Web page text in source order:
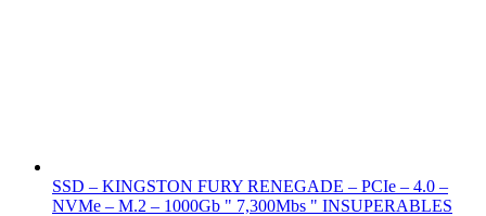
SSD – KINGSTON FURY RENEGADE – PCIe – 4.0 –
NVMe – M.2 – 1000Gb " 7,300Mbs " INSUPERABLES